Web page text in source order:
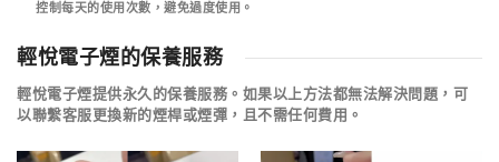
控制每天的使用次數，避免過度使用。
輕悅電子煙的保養服務
輕悅電子煙提供永久的保養服務。如果以上方法都無法解決問題，可
以聯繫客服更換新的煙桿或煙彈，且不需任何費用。